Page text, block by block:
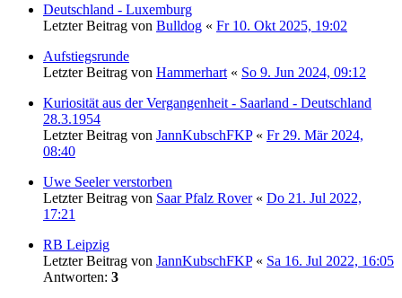
Deutschland - Luxemburg
Letzter Beitrag von Bulldog « Fr 10. Okt 2025, 19:02
Aufstiegsrunde
Letzter Beitrag von Hammerhart « So 9. Jun 2024, 09:12
Kuriosität aus der Vergangenheit - Saarland - Deutschland
28.3.1954
Letzter Beitrag von JannKubschFKP« Fr 29. Mär 2024,
08:40
Uwe Seeler verstorben
Letzter Beitrag von Saar Pfalz Rover« Do 21. Jul 2022,
17:21
RB Leipzig
Letzter Beitrag von JannKubschFKP« Sa 16. Jul 2022, 16:05
Antworten: 3